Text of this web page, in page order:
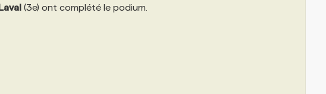
(3e) ont complété le podium.